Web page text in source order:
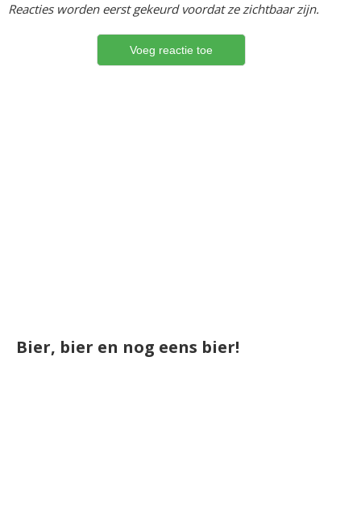
Reacties worden eerst gekeurd voordat ze zichtbaar zijn.
Bier, bier en nog eens bier!